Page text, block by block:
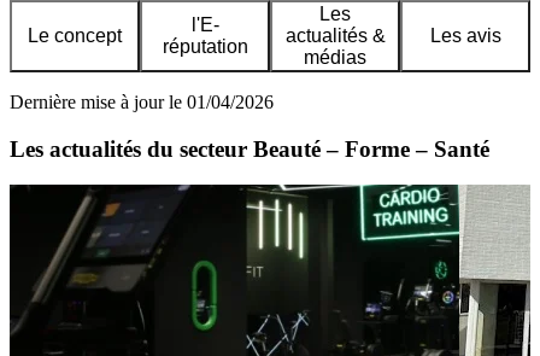
Le concept
l'E-
réputation
Les
actualités &
médias
Les avis
Dernière mise à jour le 01/04/2026
Les actualités du secteur Beauté – Forme – Santé